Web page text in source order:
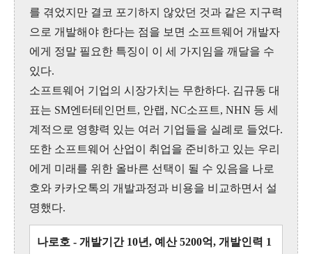
를 겪었지만 결코 포기하지 않았던 것과 같은 지구력
으로 개발해야 한다는 점을 보면 소프트웨어 개발자
에게 정말 필요한 특징이 이 세 가지임을 깨달을 수
있다.
소프트웨어 기업의 시장가치는 무한하다. 김규동 대
표는 SM엔터테인먼트, 안랩, NC소프트, NHN 등 세
계적으로 영향력 있는 여러 기업들을 실례로 들었다.
또한 소프트웨어 산업이 취업을 준비하고 있는 우리
에게 미래를 위한 올바른 선택이 될 수 있음을 나로
호와 카카오톡의 개발과정과 비용을 비교하면서 설
명했다.
나로호 - 개발기간 10년, 예산 5200억, 개발인력 1